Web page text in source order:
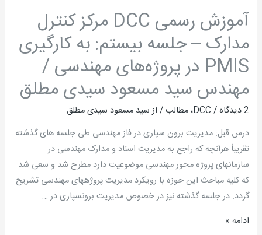
آموزش رسمی DCC مرکز کنترل
مدارک – جلسه بیستم: به کارگیری
PMIS در پروژه‌های مهندسی /
مهندس سید مسعود سیدی مطلق
2 دیدگاه /
DCC،مطالب/ ازسید مسعود سیدی مطلق
درس قبل: مدیریت برون سپاری در فاز مهندسی طی جلسه­ های گذشته
تقریباً هرآنچه که راجع به مدیریت اسناد و مدارک مهندسی در
سازمانهای پروژه محور مهندسی موضوعیت دارد مطرح شد و سعی شد
که کلیه مباحث این حوزه با رویکرد مدیریت پروژه­های مهندسی تشریح
گردد. در جلسه گذشته نیز در خصوص مدیریت برون­سپاری در …
مهندس
سید
مسعود
سیدی
مطلق
ادامه »